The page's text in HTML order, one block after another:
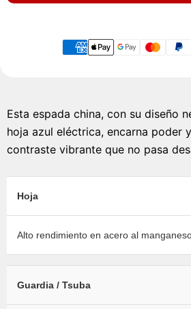
Esta espada china, con su diseño
hoja azul eléctrica, encarna poder
contraste vibrante que no pasa
Hoja
Alto rendimiento en acero al
Guardia / Tsuba